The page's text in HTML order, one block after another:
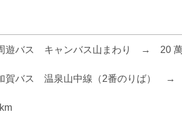
遊バス キャンバス山まわり → 20 萬
賀バス 温泉山中線（2番のりば） →